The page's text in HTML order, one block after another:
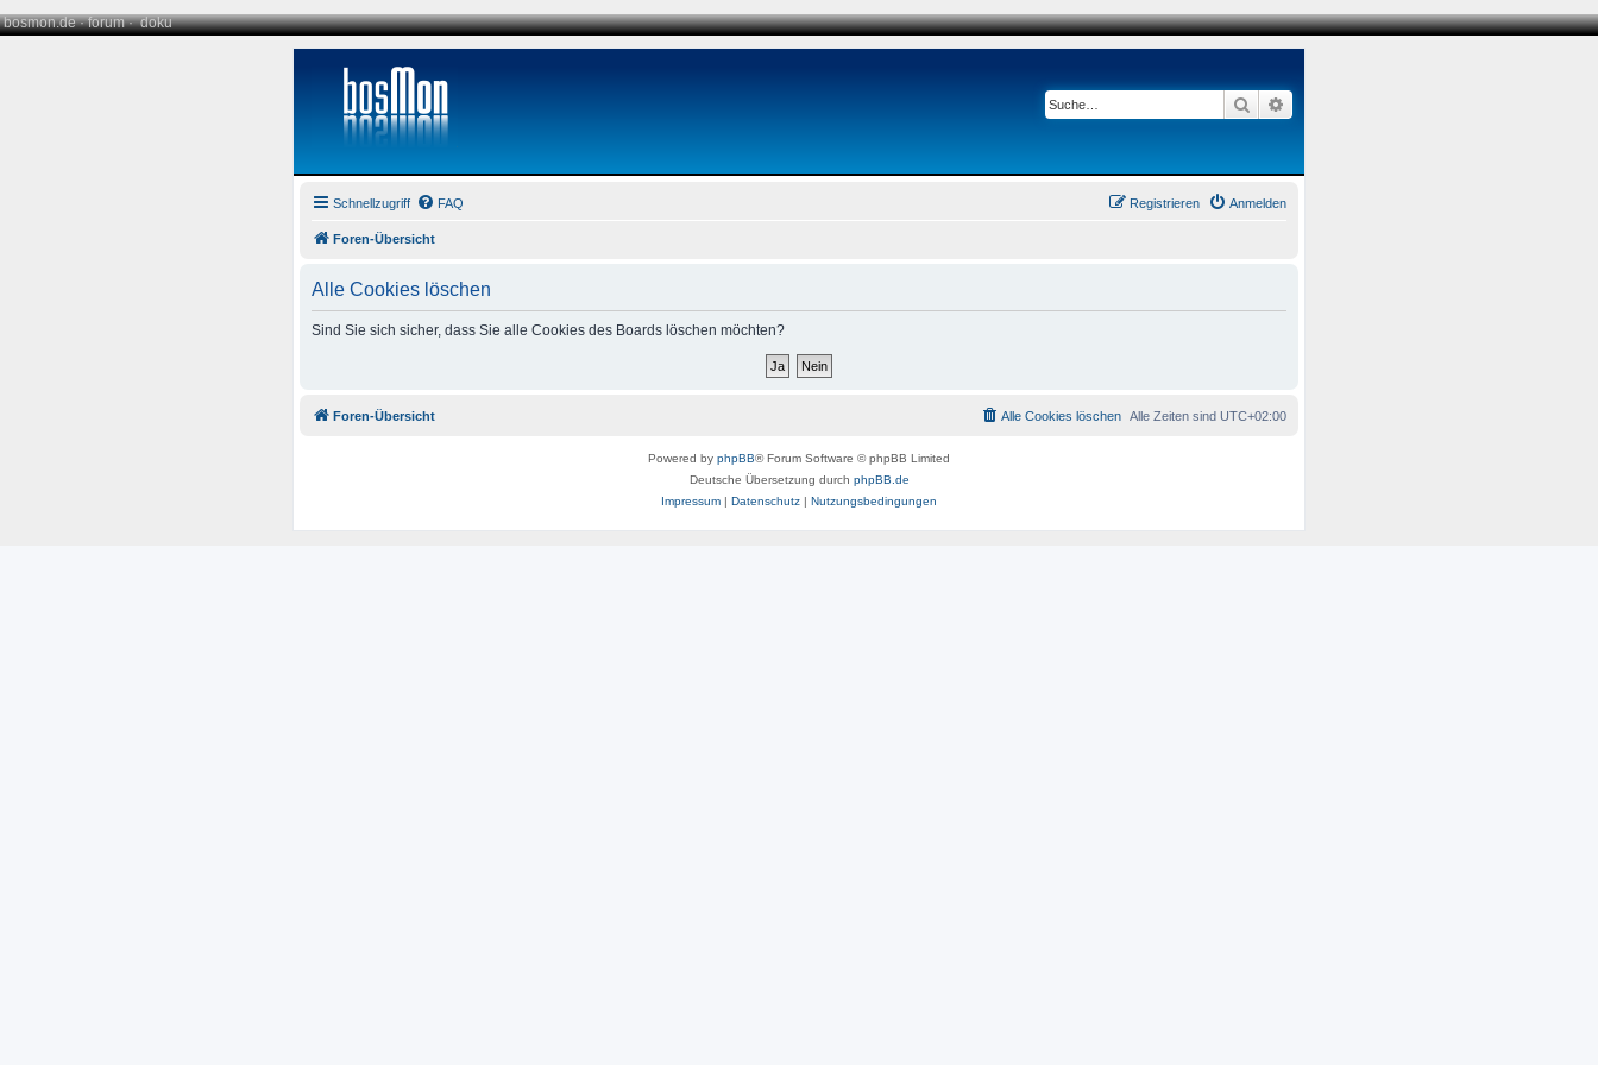
bosmon.de·forum·doku
Suche
Schnellzugriff FAQ Anmelden
Registrieren
Foren-Übersicht
Alle Cookies löschen
Sind Sie sich sicher, dass Sie alle Cookies des Boards löschen möchten?
Foren-Übersicht Alle Zeiten sind UTC+02:00
Alle Cookies löschen
Powered by phpBB® Forum Software © phpBB Limited
Deutsche Übersetzung durch phpBB.de
Impressum | Datenschutz | Nutzungsbedingungen